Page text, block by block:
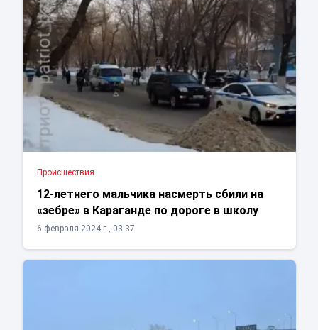
Проиcшествия
12-летнего мальчика насмерть сбили на
«зебре» в Караганде по дороге в школу
6 февраля 2024 г., 03:37